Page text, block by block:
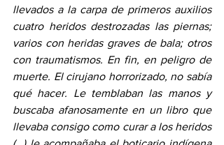
llevados a la carpa de primeros auxilios
cuatro heridos destrozadas las piernas;
varios con heridas graves de bala; otros
con traumatismos. En fin, en peligro de
muerte. El cirujano horrorizado, no sabía
qué hacer. Le temblaban las manos y
buscaba afanosamente en un libro que
llevaba consigo como curar a los heridos